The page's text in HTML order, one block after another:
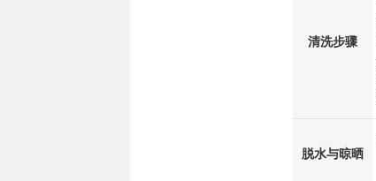
清洗步骤
脱水与晾晒